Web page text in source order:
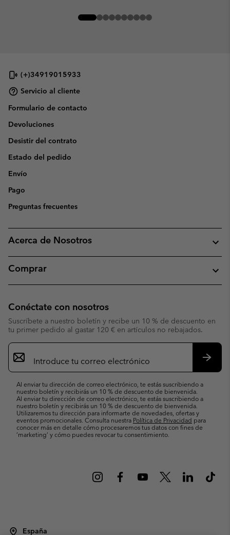
(+)34919015933
Servicio al cliente
Formulario de contacto
Devoluciones
Desistir del contrato
Estado del pedido
Envío
Pago
Preguntas frecuentes
Acerca de Nosotros
Comprar
Conéctate con nosotros
Suscríbete a nuestro boletín y recibe un 10 % de descuento en
tu primer pedido al gastar 120 € en artículos no rebajados.
Suscripción
de
correo
Al enviar tu dirección de correo electrónico, te estás suscribiendo a
nuestro boletín y recibirás un 10 % de descuento de bienvenida.
Al enviar tu dirección de correo electrónico, te estás suscribiendo a
nuestro boletín y recibirás un 10 % de descuento de bienvenida.
Utilizaremos tu dirección para informarte de novedades, ofertas y
eventos promocionales. Consulta nuestra Política de Privacidad para
conocer más en detalle cómo procesaremos tus datos con fines de
’marketing’ y cómo puedes revocar tu consentimiento.
España